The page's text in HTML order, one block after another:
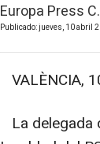
Europa Press
Publicado: jueves, 10 abril
VALÈNCIA,
La delegada